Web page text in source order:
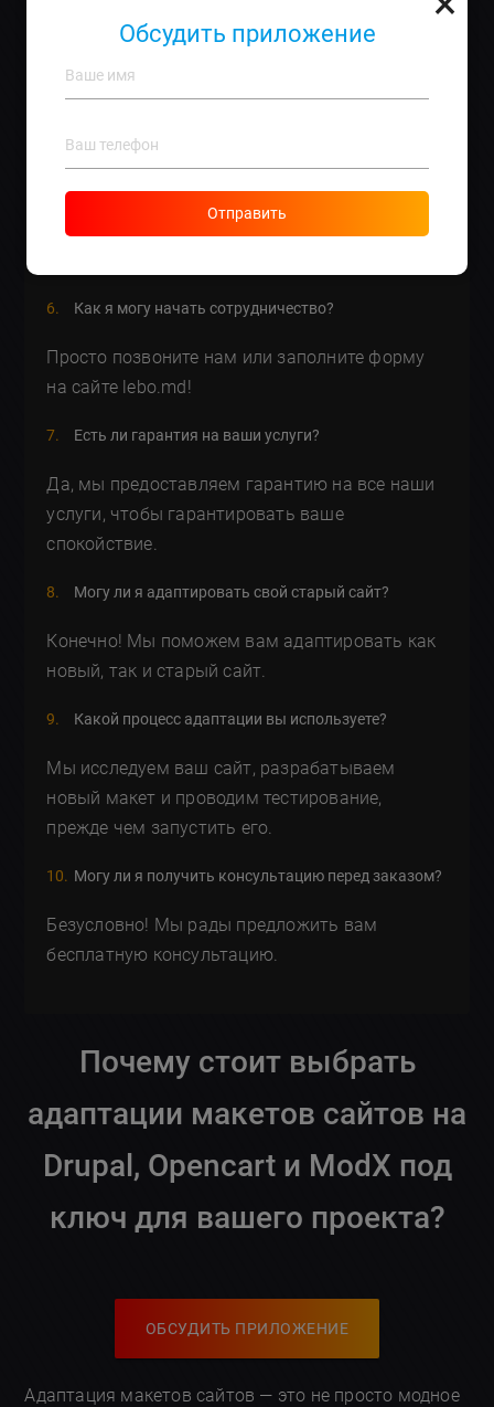
скорости загрузки страниц.
Стоимость услуг варьируется в зависимости
от требований, но мы обеспечиваем
конкурентоспособные цены. Например,
адаптация сайта на
начинается от
Как я могу начать сотрудничество?
Просто позвоните нам или заполните форму
на сайте lebo.md!
Есть ли гарантия на ваши услуги?
Да, мы предоставляем гарантию на все наши
услуги, чтобы гарантировать ваше
спокойствие.
Могу ли я адаптировать свой старый сайт?
Конечно! Мы поможем вам адаптировать как
новый, так и старый сайт.
Какой процесс адаптации вы используете?
Мы исследуем ваш сайт, разрабатываем
новый макет и проводим тестирование,
прежде чем запустить его.
Могу ли я получить консультацию перед заказом?
Безусловно! Мы рады предложить вам
бесплатную консультацию.
Почему стоит выбрать
адаптации макетов сайтов на
Drupal, Opencart и ModX под
ключ для вашего проекта?
ОБСУДИТЬ ПРИЛОЖЕНИЕ
Адаптация макетов сайтов — это не просто модное
Обсудить приложение
Отправить